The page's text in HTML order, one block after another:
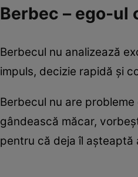
Berbec – ego-ul
Berbecul nu analizează
impuls, decizie rapidă și
Berbecul nu are
gândească măcar,
pentru că deja îl așteaptă